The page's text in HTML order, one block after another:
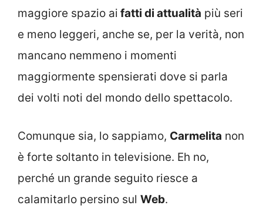
maggiore spazio ai fatti di attualità più seri
e meno leggeri, anche se, per la verità, non
mancano nemmeno i momenti
maggiormente spensierati dove si parla
dei volti noti del mondo dello spettacolo.
Comunque sia, lo sappiamo, Carmelita non
è forte soltanto in televisione. Eh no,
perché un grande seguito riesce a
calamitarlo persino sul Web.